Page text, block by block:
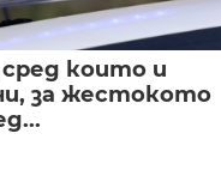
които и
за жестокото